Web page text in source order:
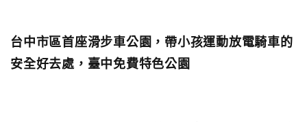
台中市區首座滑步車公園，帶小孩運動放電騎車的
安全好去處，臺中免費特色公園